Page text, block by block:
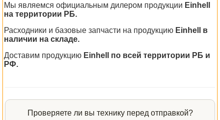
Мы являемся официальным дилером продукции Einhell
на территории РБ.
Расходники и базовые запчасти на продукцию Einhell в
наличии на складе.
Доставим продукцию Einhell по всей территории РБ и
РФ.
Проверяете ли вы технику перед отправкой?